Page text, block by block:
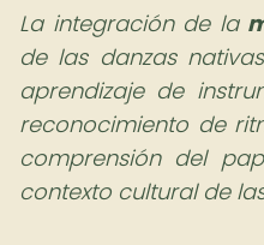
La integración de la
de las danzas
aprendizaje de
reconocimiento de
comprensión del
contexto cultural de